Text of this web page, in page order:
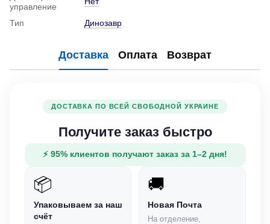
управление
Тип Динозавр
Доставка Оплата Возврат
ДОСТАВКА ПО ВСЕЙ СВОБОДНОЙ УКРАИНЕ
Получите заказ быстро
⚡ 95% клиентов получают заказ за 1–2 дня!
📦
Упаковываем за наш
счёт
🚚
Новая Почта
На отделение,